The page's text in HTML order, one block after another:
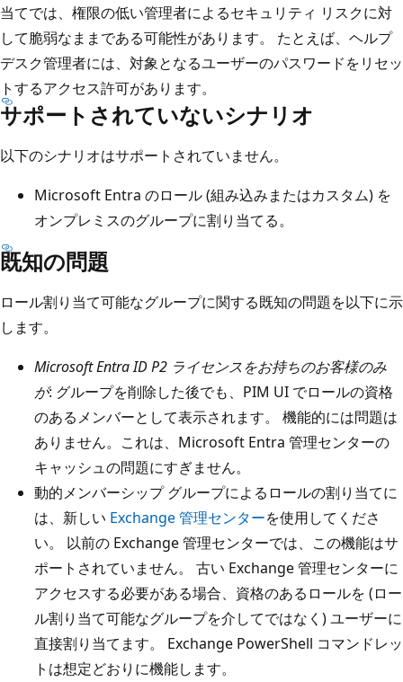
当てでは、権限の低い管理者によるセキュリティ リスクに対
して脆弱なままである可能性があります。 たとえば、ヘルプ
デスク管理者には、対象となるユーザーのパスワードをリセッ
トするアクセス許可があります。
サポートされていないシナリオ
以下のシナリオはサポートされていません。
Microsoft Entra のロール (組み込みまたはカスタム) を
オンプレミスのグループに割り当てる。
既知の問題
ロール割り当て可能なグループに関する既知の問題を以下に示
します。
Microsoft Entra ID P2 ライセンスをお持ちのお客様のみ
が: グループを削除した後でも、PIM UI でロールの資格
のあるメンバーとして表示されます。 機能的には問題は
ありません。これは、Microsoft Entra 管理センターの
キャッシュの問題にすぎません。
動的メンバーシップ グループによるロールの割り当てに
は、新しい Exchange 管理センターを使用してくださ
い。 以前の Exchange 管理センターでは、この機能はサ
ポートされていません。 古い Exchange 管理センターに
アクセスする必要がある場合、資格のあるロールを (ロー
ル割り当て可能なグループを介してではなく) ユーザーに
直接割り当てます。 Exchange PowerShell コマンドレッ
トは想定どおりに機能します。